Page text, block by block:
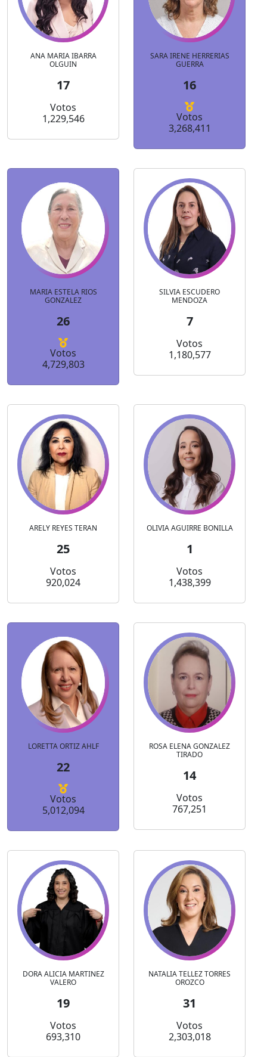
ANA MARIA IBARRA
OLGUIN
17
Votos
1,229,546
SARA IRENE HERRERIAS
GUERRA
16
Votos
3,268,411
MARIA ESTELA RIOS
GONZALEZ
26
Votos
4,729,803
SILVIA ESCUDERO
MENDOZA
7
Votos
1,180,577
ARELY REYES TERAN
25
Votos
920,024
OLIVIA AGUIRRE BONILLA
1
Votos
1,438,399
LORETTA ORTIZ AHLF
22
Votos
5,012,094
ROSA ELENA GONZALEZ
TIRADO
14
Votos
767,251
DORA ALICIA MARTINEZ
VALERO
19
Votos
693,310
NATALIA TELLEZ TORRES
OROZCO
31
Votos
2,303,018